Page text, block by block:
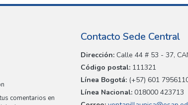
comentarios en
Contacto Sede Central
Dirección: Calle 44 # 53 - 37,
Código postal: 111321
Línea Bogotá: (+57) 601
Línea Nacional: 018000 423713